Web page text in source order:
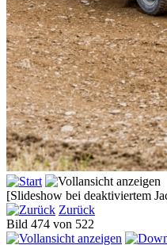
[Slideshow bei deaktiviertem
Zurück
Bild 474 von 522